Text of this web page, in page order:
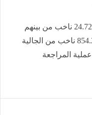
يذكر أن تعداد الهيئة الناخبة بلغ 24.727.041 ناخب من بينهم
23.872.756 ناخب داخل الوطن و 854.285 ناخب من الجالية
عملية المراجعة